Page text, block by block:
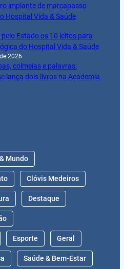
implante de marcapasso
Hospital Vida & Saúde
Estado os 10 leitos para
do Hospital Vida & Saúde
2026
colmeias e palavras:
lança dois livros na Academia
Mundo
Clóvis Medeiros
Destaque
Esporte Geral
Saúde & Bem-Estar